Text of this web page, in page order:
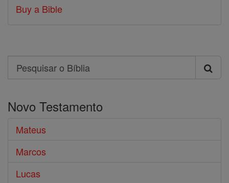
Buy a Bible
Search
Pesquisar
Bíblia
Novo Testamento
Mateus
Marcos
Lucas